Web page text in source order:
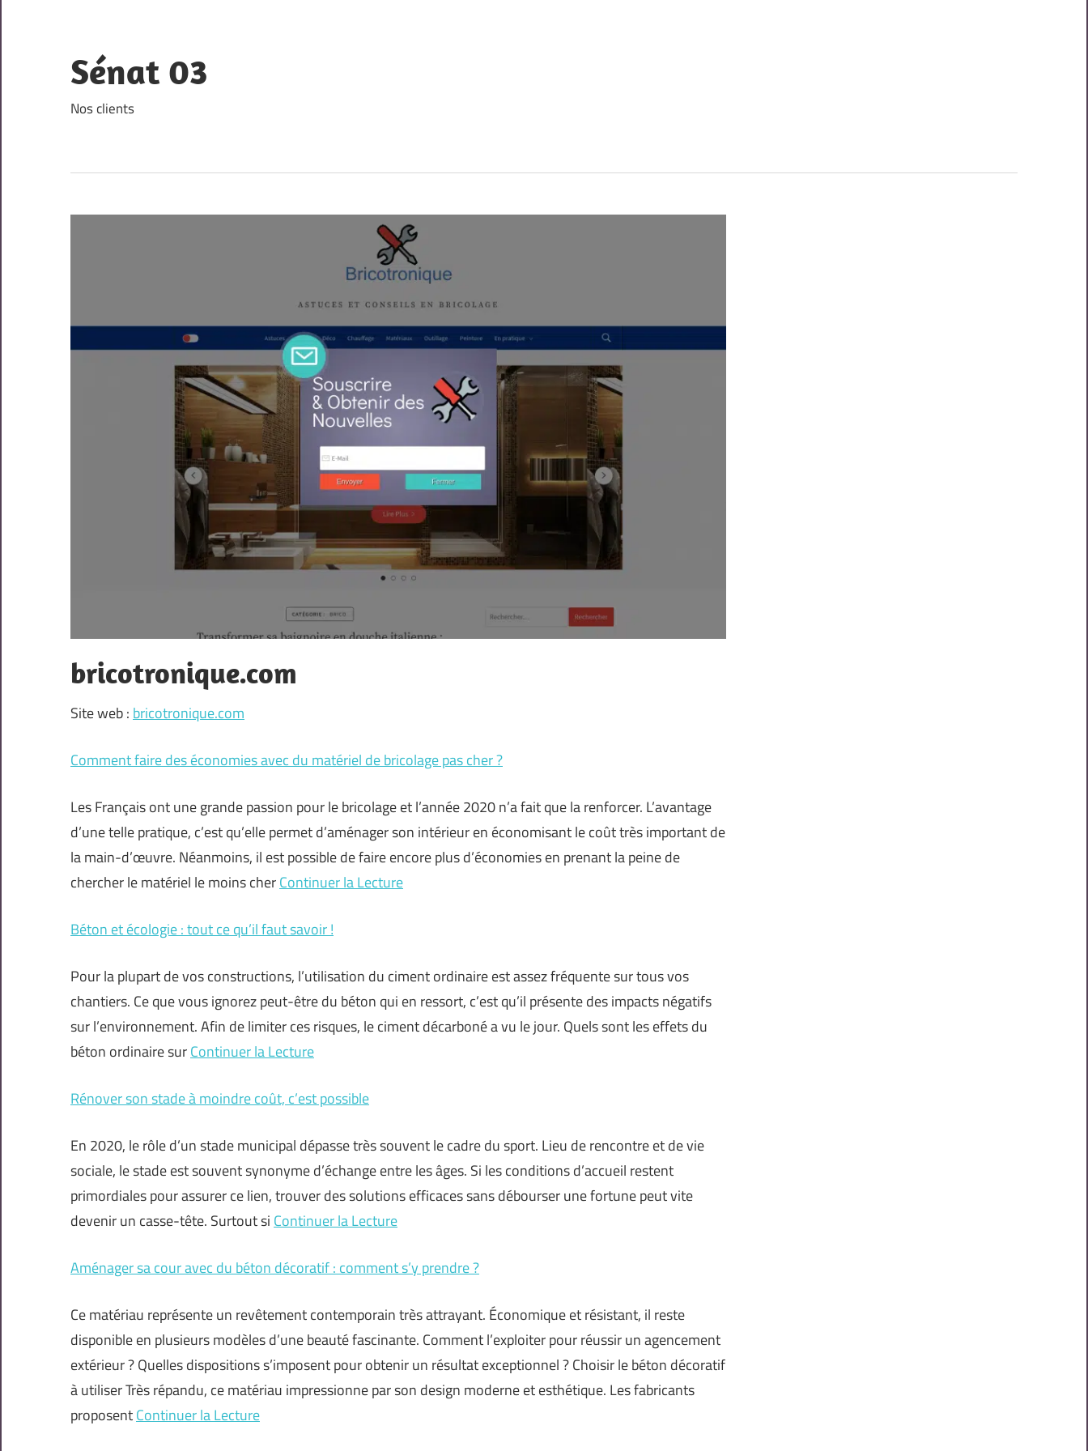
content
Sénat 03
Nos clients
bricotronique.com
Site web : bricotronique.com
Comment faire des économies avec du matériel de bricolage pas cher ?
Les Français ont une grande passion pour le bricolage et l’année 2020 n’a fait que la renforcer. L’avantage
d’une telle pratique, c’est qu’elle permet d’aménager son intérieur en économisant le coût très important de
la main-d’œuvre. Néanmoins, il est possible de faire encore plus d’économies en prenant la peine de
chercher le matériel le moins cherContinuer la Lecture
Béton et écologie : tout ce qu’il faut savoir !
Pour la plupart de vos constructions, l’utilisation du ciment ordinaire est assez fréquente sur tous vos
chantiers. Ce que vous ignorez peut-être du béton qui en ressort, c’est qu’il présente des impacts négatifs
sur l’environnement. Afin de limiter ces risques, le ciment décarboné a vu le jour. Quels sont les effets du
béton ordinaire surContinuer la Lecture
Rénover son stade à moindre coût, c’est possible
En 2020, le rôle d’un stade municipal dépasse très souvent le cadre du sport. Lieu de rencontre et de vie
sociale, le stade est souvent synonyme d’échange entre les âges. Si les conditions d’accueil restent
primordiales pour assurer ce lien, trouver des solutions efficaces sans débourser une fortune peut vite
devenir un casse-tête. Surtout si Continuer la Lecture
Aménager sa cour avec du béton décoratif : comment s’y prendre ?
Ce matériau représente un revêtement contemporain très attrayant. Économique et résistant, il reste
disponible en plusieurs modèles d’une beauté fascinante. Comment l’exploiter pour réussir un agencement
extérieur ? Quelles dispositions s’imposent pour obtenir un résultat exceptionnel ? Choisir le béton décoratif
à utiliser Très répandu, ce matériau impressionne par son design moderne et esthétique. Les fabricants
proposentContinuer la Lecture